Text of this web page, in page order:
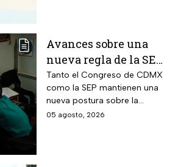
Avances sobre una
nueva regla de la SEP
sobre el uso de
celulares en la
escuelas
Tanto el Congreso de CDMX
como la SEP mantienen una
nueva postura sobre la
regulación de celulares en las
05 agosto, 2026